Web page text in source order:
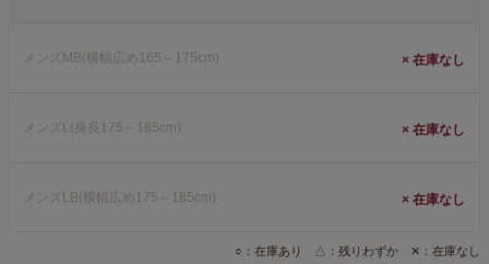
メンズMB(横幅広め165～175cm) ×
メンズL(身長175～185cm) ×
メンズLB(横幅広め175～185cm) ×
○：在庫あり △：残りわずか ✕：在庫なし